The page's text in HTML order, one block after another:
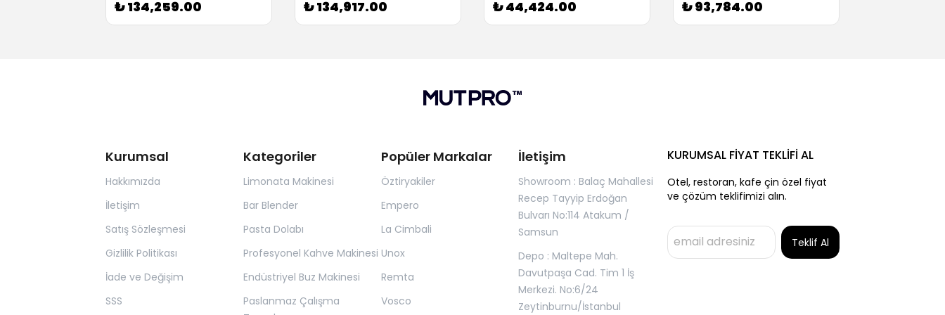
₺ 134,259.00 ₺ 134,917.00 ₺ 44,424.00 ₺ 93,784.00
Kurumsal
Hakkımızda
İletişim
Satış Sözleşmesi
Gizlilik Politikası
İade ve Değişim
SSS
Kategoriler
Limonata Makinesi
Bar Blender
Pasta Dolabı
Profesyonel Kahve Makinesi
Endüstriyel Buz Makinesi
Paslanmaz Çalışma
Popüler Markalar
Öztiryakiler
Empero
La Cimbali
Unox
Remta
Vosco
İletişim
Showroom : Balaç Mahallesi
Recep Tayyip Erdoğan
Bulvarı No:114 Atakum /
Samsun
Depo : Maltepe Mah.
Davutpaşa Cad. Tim 1 İş
Merkezi. No:6/24
Zeytinburnu/İstanbul
KURUMSAL FİYAT TEKLİFİ AL
Otel, restoran, kafe çin özel fiyat
ve çözüm teklifimizi alın.
Teklif Al